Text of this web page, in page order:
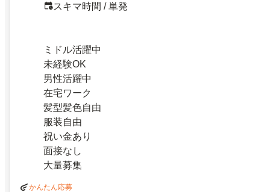
スキマ時間 / 単発
ミドル活躍中
未経験OK
男性活躍中
在宅ワーク
髪型髪色自由
服装自由
祝い金あり
面接なし
大量募集
かんたん応募